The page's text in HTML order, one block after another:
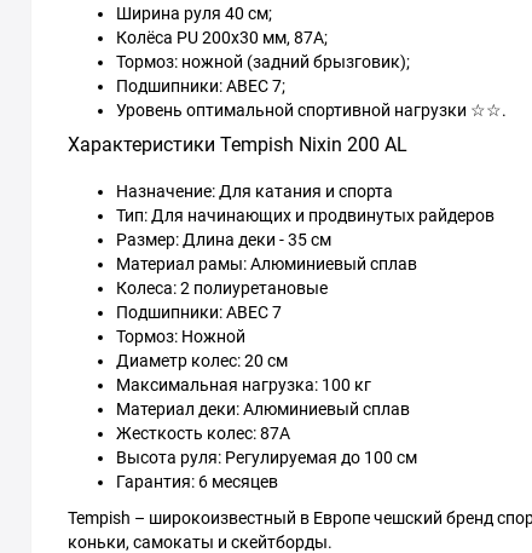
Ширина руля 40 см;
Колёса PU 200x30 мм, 87А;
Тормоз: ножной (задний брызговик);
Подшипники: ABEC 7;
Уровень оптимальной спортивной нагрузки ☆☆.
Характеристики Tempish Nixin 200 AL
Назначение: Для катания и спорта
Тип: Для начинающих и продвинутых райдеров
Размер: Длина деки - 35 см
Материал рамы: Алюминиевый сплав
Колеса: 2 полиуретановые
Подшипники: ABEC 7
Тормоз: Ножной
Диаметр колес: 20 см
Максимальная нагрузка: 100 кг
Материал деки: Алюминиевый сплав
Жесткость колес: 87А
Высота руля: Регулируемая до 100 см
Гарантия: 6 месяцев
Tempish – широкоизвестный в Европе чешский бренд
коньки, самокаты и скейтборды.